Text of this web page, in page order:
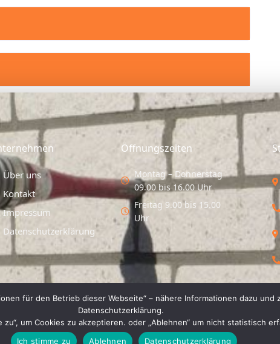
Über uns
Kontakt
Impressum
Datenschutzerklärung
Öffnungszeiten
Montag – Donnerstag
09.00 bis 16.00 Uhr
Freitag 9.00 bis 15.00
Uhr
für den Betrieb dieser Webseite“ – nähere Informationen dazu
Datenschutzerklärung.
zu“, um Cookies zu akzeptieren. oder „Ablehnen“ um nicht statistisch
Ich stimme zu
Ablehnen Datenschutzerklärung